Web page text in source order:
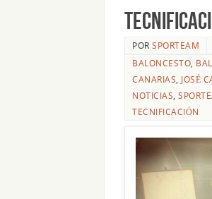
POR SPORTEAM
BALONCESTO
CANARIAS JOSÉ
NOTICIAS
TECNIFICACIÓN